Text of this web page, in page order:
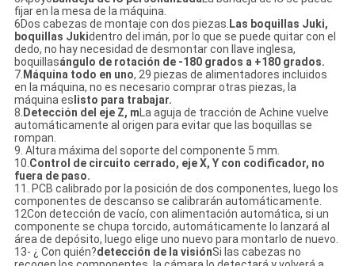
fijar en la mesa de la máquina.
6Dos cabezas de montaje con dos piezas. Las boquillas Juki,
boquillas Jukidentro del imán, por lo que se puede quitar con el
dedo, no hay necesidad de desmontar con llave inglesa,
boquillasángulo de rotación de -180 grados a +180 grados.
7. Máquina todo en uno, 29 piezas de alimentadores incluidos
en la máquina, no es necesario comprar otras piezas, la
máquina es listo para trabajar.
8. Detección del eje Z, mLa aguja de tracción de Achine vuelve
automáticamente al origen para evitar que las boquillas se
rompan.
9. Altura máxima del soporte del componente 5 mm.
10.Control de circuito cerrado, eje X, Y con codificador, no
fuera de paso.
11. PCB calibrado por la posición de dos componentes, luego los
componentes de descanso se calibrarán automáticamente.
12Con detección de vacío, con alimentación automática, si un
componente se chupa torcido, automáticamente lo lanzará al
área de depósito, luego elige uno nuevo para montarlo de nuevo.
13- ¿ Con quién?detección de la visiónSi las cabezas no